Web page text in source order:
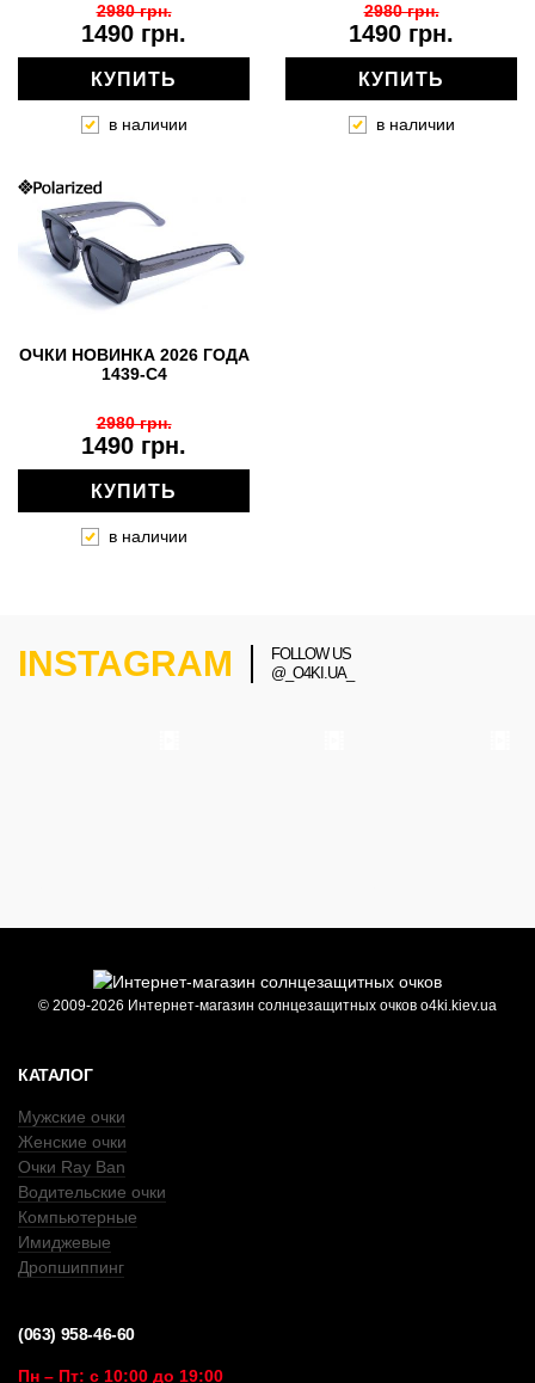
1490 грн.
2980 грн.
КУПИТЬ
в наличии
1490 грн.
2980 грн.
КУПИТЬ
в наличии
ОЧКИ НОВИНКА 2026 ГОДА
1439-C4
1490 грн.
2980 грн.
КУПИТЬ
в наличии
INSTAGRAM
FOLLOW US
@_O4KI.UA_
© 2009-2026 Интернет-магазин солнцезащитных очков o4ki.kiev.ua
КАТАЛОГ
Мужские очки
Женские очки
Очки Ray Ban
Водительские очки
Компьютерные
Имиджевые
Дропшиппинг
(063) 958-46-60
Пн – Пт: с 10:00 до 19:00